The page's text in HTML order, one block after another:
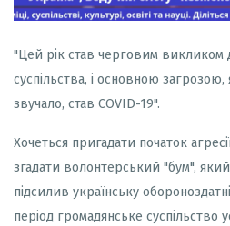
"Цей рік став черговим викликом
суспільства, і основною
звучало, став COVID-19".
Хочеться пригадати початок
згадати волонтерський "бум",
підсилив українську
період громадянське суспільство